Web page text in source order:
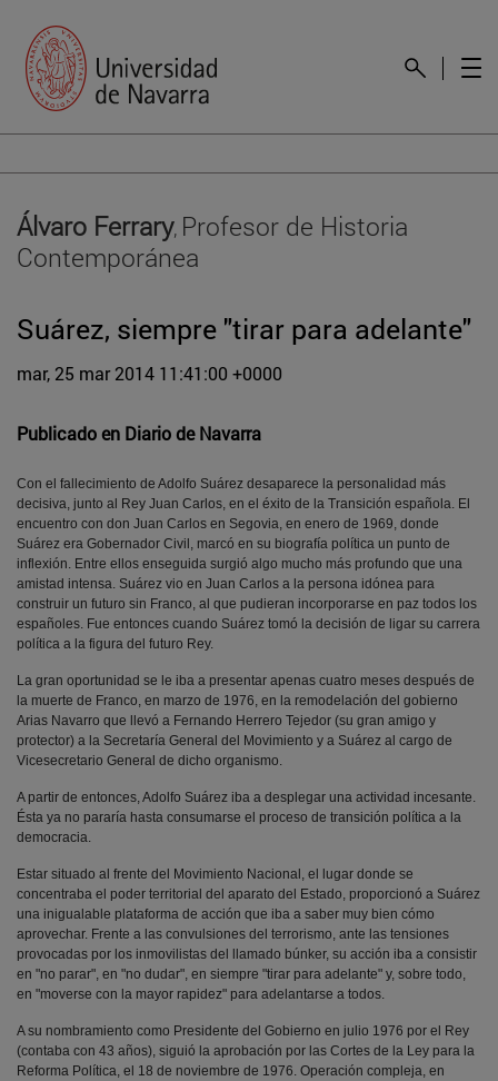
Álvaro Ferrary, Profesor de Historia
Contemporánea
Suárez, siempre "tirar para adelante"
mar, 25 mar 2014 11:41:00 +0000
Publicado en Diario de Navarra
Con el fallecimiento de Adolfo Suárez desaparece la personalidad más
decisiva, junto al Rey Juan Carlos, en el éxito de la Transición española. El
encuentro con don Juan Carlos en Segovia, en enero de 1969, donde
Suárez era Gobernador Civil, marcó en su biografía política un punto de
inflexión. Entre ellos enseguida surgió algo mucho más profundo que una
amistad intensa. Suárez vio en Juan Carlos a la persona idónea para
construir un futuro sin Franco, al que pudieran incorporarse en paz todos los
españoles. Fue entonces cuando Suárez tomó la decisión de ligar su carrera
política a la figura del futuro Rey.
La gran oportunidad se le iba a presentar apenas cuatro meses después de
la muerte de Franco, en marzo de 1976, en la remodelación del gobierno
Arias Navarro que llevó a Fernando Herrero Tejedor (su gran amigo y
protector) a la Secretaría General del Movimiento y a Suárez al cargo de
Vicesecretario General de dicho organismo.
A partir de entonces, Adolfo Suárez iba a desplegar una actividad incesante.
Ésta ya no pararía hasta consumarse el proceso de transición política a la
democracia.
Estar situado al frente del Movimiento Nacional, el lugar donde se
concentraba el poder territorial del aparato del Estado, proporcionó a Suárez
una inigualable plataforma de acción que iba a saber muy bien cómo
aprovechar. Frente a las convulsiones del terrorismo, ante las tensiones
provocadas por los inmovilistas del llamado búnker, su acción iba a consistir
en "no parar", en "no dudar", en siempre "tirar para adelante" y, sobre todo,
en "moverse con la mayor rapidez" para adelantarse a todos.
A su nombramiento como Presidente del Gobierno en julio 1976 por el Rey
(contaba con 43 años), siguió la aprobación por las Cortes de la Ley para la
Reforma Política, el 18 de noviembre de 1976. Operación compleja, en